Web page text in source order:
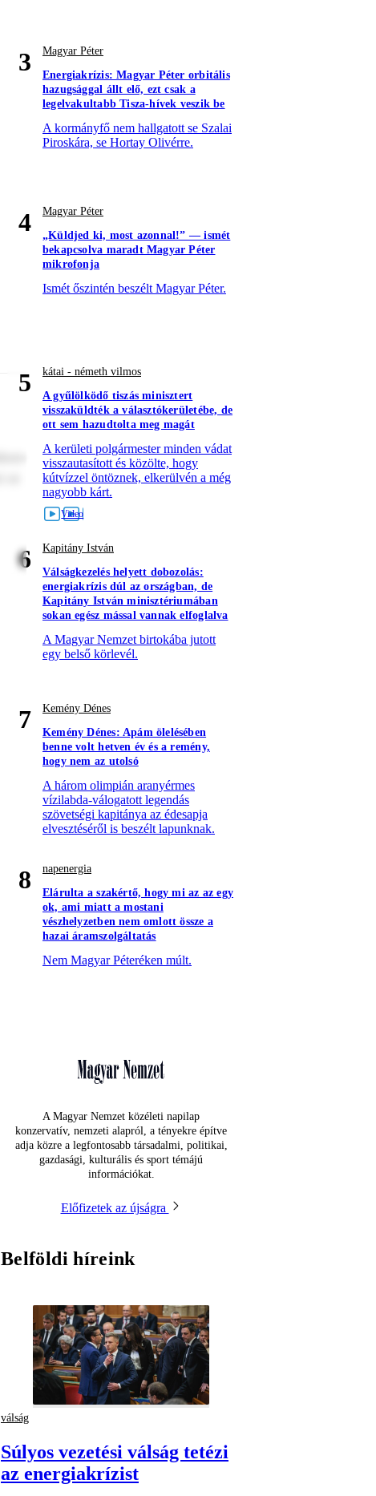
3
Magyar Péter
Energiakrízis: Magyar Péter orbitális
hazugsággal állt elő, ezt csak a
legelvakultabb Tisza-hívek veszik be
A kormányfő nem hallgatott se Szalai
Piroskára, se Hortay Olivérre.
4
Magyar Péter
„Küldjed ki, most azonnal!” — ismét
bekapcsolva maradt Magyar Péter
mikrofonja
Ismét őszintén beszélt Magyar Péter.
5
kátai - németh vilmos
A gyűlölködő tiszás minisztert
visszaküldték a választókerületébe, de
ott sem hazudtolta meg magát
A kerületi polgármester minden vádat
visszautasított és közölte, hogy
kútvízzel öntöznek, elkerülvén a még
nagyobb kárt.
6
Kapitány István
Válságkezelés helyett dobozolás:
energiakrízis dúl az országban, de
Kapitány István minisztériumában
sokan egész mással vannak elfoglalva
A Magyar Nemzet birtokába jutott
egy belső körlevél.
7
Kemény Dénes
Kemény Dénes: Apám ölelésében
benne volt hetven év és a remény,
hogy nem az utolsó
A három olimpián aranyérmes
vízilabda-válogatott legendás
szövetségi kapitánya az édesapja
elvesztéséről is beszélt lapunknak.
8
napenergia
Elárulta a szakértő, hogy mi az az egy
ok, ami miatt a mostani
vészhelyzetben nem omlott össze a
hazai áramszolgáltatás
Nem Magyar Péteréken múlt.
A Magyar Nemzet közéleti napilap
konzervatív, nemzeti alapról, a tényekre építve
adja közre a legfontosabb társadalmi, politikai,
gazdasági, kulturális és sport témájú
információkat.
Előfizetek az újságra
Belföldi híreink
válság
Súlyos vezetési válság tetézi
az energiakrízist